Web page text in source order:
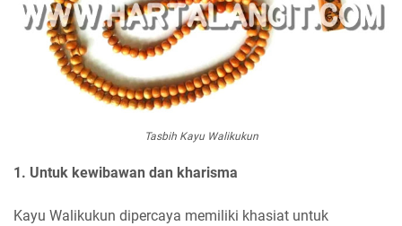
Tasbih Kayu Walikukun
1. Untuk kewibawan dan kharisma
Kayu Walikukun dipercaya memiliki khasiat untuk